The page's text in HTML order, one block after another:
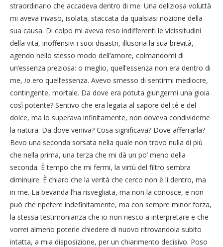
straordinario che accadeva dentro di me. Una deliziosa voluttà
mi aveva invaso, isolata, staccata da qualsiasi nozione della
sua causa. Di colpo mi aveva reso indifferenti le vicissitudini
della vita, inoffensivi i suoi disastri, illusoria la sua brevità,
agendo nello stesso modo dell’amore, colmandomi di
un’essenza preziosa: o meglio, quell’essenza non era dentro di
me, io ero quell’essenza. Avevo smesso di sentirmi mediocre,
contingente, mortale. Da dove era potuta giungermi una gioia
così potente? Sentivo che era legata al sapore del tè e del
dolce, ma lo superava infinitamente, non doveva condividerne
la natura. Da dove veniva? Cosa significava? Dove afferrarla?
Bevo una seconda sorsata nella quale non trovo nulla di più
che nella prima, una terza che mi dà un po’ meno della
seconda. È tempo che mi fermi, la virtù del filtro sembra
diminuire. È chiaro che la verità che cerco non è lì dentro, ma
in me. La bevanda l’ha risvegliata, ma non la conosce, e non
può che ripetere indefinitamente, ma con sempre minor forza,
la stessa testimonianza che io non riesco a interpretare e che
vorrei almeno poterle chiedere di nuovo ritrovandola subito
intatta, a mia disposizione, per un chiarimento decisivo. Poso